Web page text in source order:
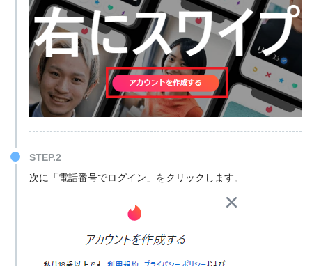
STEP.2
次に「電話番号でログイン」をクリックします。